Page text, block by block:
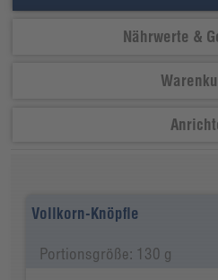
Nährwerte &
Vollkorn-Knöpfle
Portionsgröße: 130 g